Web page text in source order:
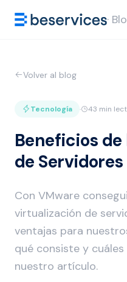
·
Volver al blog
Tecnología · 43 min
Beneficios
de
Con VMware
virtualización de
ventajas para
qué consiste y
nuestro artículo.